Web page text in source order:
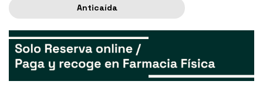
Anticaída